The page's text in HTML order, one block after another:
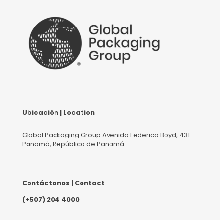
Ubicación | Location
Global Packaging Group Avenida Federico Boyd, 431
Panamá, República de Panamá
Contáctanos | Contact
(+507) 204 4000